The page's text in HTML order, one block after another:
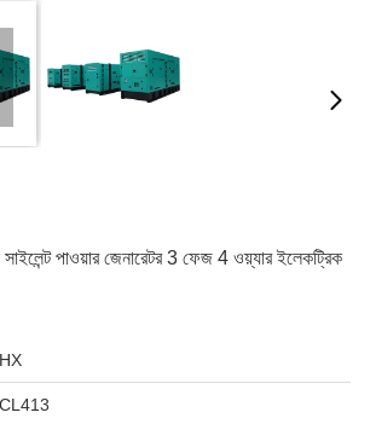
সাইলেন্ট পাওয়ার জেনারেটর 3 ফেজ 4 ওয়্যার ইলেকট্রিক